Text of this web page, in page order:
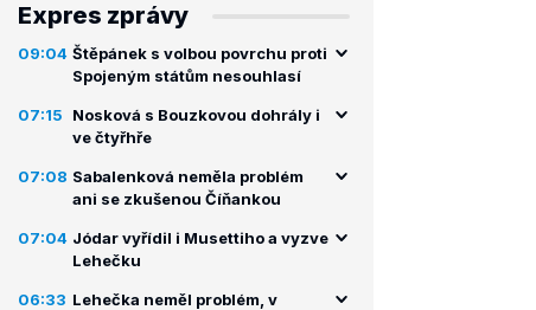
Expres zprávy
09:04 Štěpánek s volbou povrchu proti
Spojeným státům nesouhlasí
07:15
Nosková s Bouzkovou dohrály i
ve čtyřhře
07:08 Sabalenková neměla problém
ani se zkušenou Číňankou
07:04 Jódar vyřídil i Musettiho a vyzve
Lehečku
06:33 Lehečka neměl problém, v